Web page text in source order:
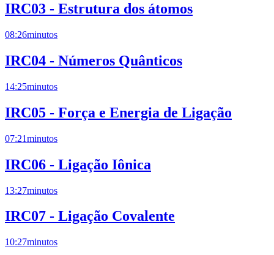
IRC03 - Estrutura dos átomos
08:26minutos
IRC04 - Números Quânticos
14:25minutos
IRC05 - Força e Energia de Ligação
07:21minutos
IRC06 - Ligação Iônica
13:27minutos
IRC07 - Ligação Covalente
10:27minutos